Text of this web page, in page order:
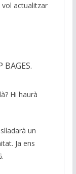
actualitzar
Hi haurà
un
Ja ens